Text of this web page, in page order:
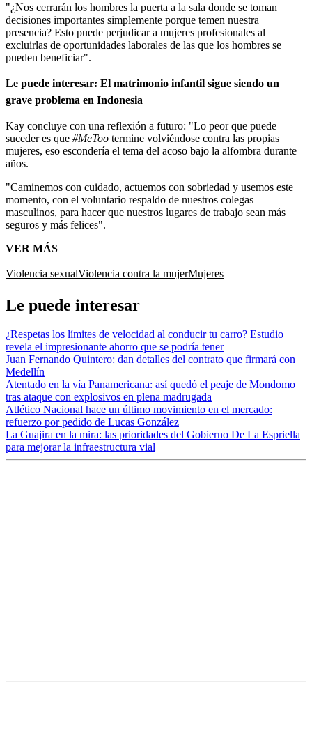
"¿Nos cerrarán los hombres la puerta a la sala donde se toman
decisiones importantes simplemente porque temen nuestra
presencia? Esto puede perjudicar a mujeres profesionales al
excluirlas de oportunidades laborales de las que los hombres se
pueden beneficiar".
Le puede interesar: El matrimonio infantil sigue siendo un
grave problema en Indonesia
Kay concluye con una reflexión a futuro: "Lo peor que puede
suceder es que #MeToo termine volviéndose contra las propias
mujeres, eso escondería el tema del acoso bajo la alfombra durante
años.
"Caminemos con cuidado, actuemos con sobriedad y usemos este
momento, con el voluntario respaldo de nuestros colegas
masculinos, para hacer que nuestros lugares de trabajo sean más
seguros y más felices".
VER MÁS
Violencia sexualViolencia contra la mujerMujeres
Le puede interesar
¿Respetas los límites de velocidad al conducir tu carro? Estudio
revela el impresionante ahorro que se podría tener
Juan Fernando Quintero: dan detalles del contrato que firmará con
Medellín
Atentado en la vía Panamericana: así quedó el peaje de Mondomo
tras ataque con explosivos en plena madrugada
Atlético Nacional hace un último movimiento en el mercado:
refuerzo por pedido de Lucas González
La Guajira en la mira: las prioridades del Gobierno De La Espriella
para mejorar la infraestructura vial